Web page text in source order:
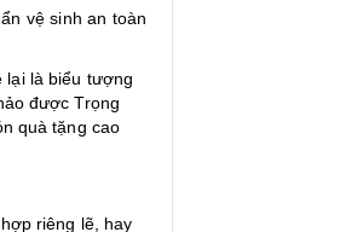
vệ sinh an toàn
lại là biểu tượng
được Trọng
quà tặng cao
riêng lẽ, hay